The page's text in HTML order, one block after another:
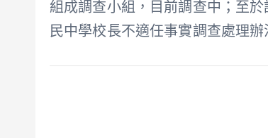
組成調查小組，目前調查中；至
民中學校長不適任事實調查處理辦